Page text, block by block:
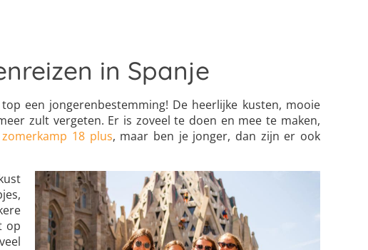
in Spanje
een jongerenbestemming! De heerlijke kusten, mooie
zult vergeten. Er is zoveel te doen en mee te maken,
zomerkamp 18 plus, maar ben je jonger, dan zijn er ook
op